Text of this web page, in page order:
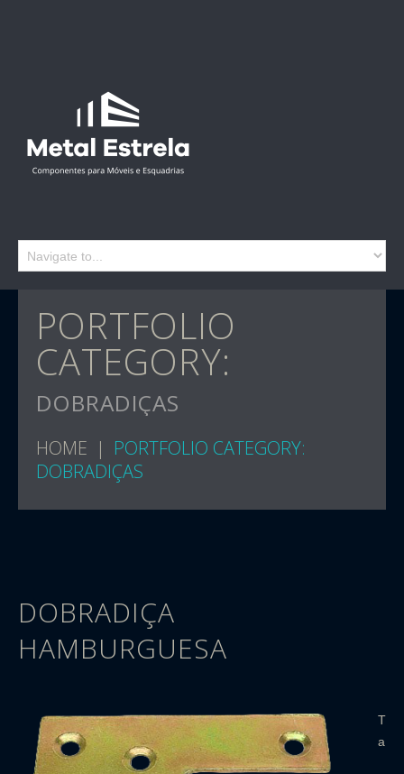
PORTFOLIO
CATEGORY:
DOBRADIÇAS
HOME
PORTFOLIO CATEGORY:
DOBRADIÇAS
DOBRADIÇA
HAMBURGUESA
T
a